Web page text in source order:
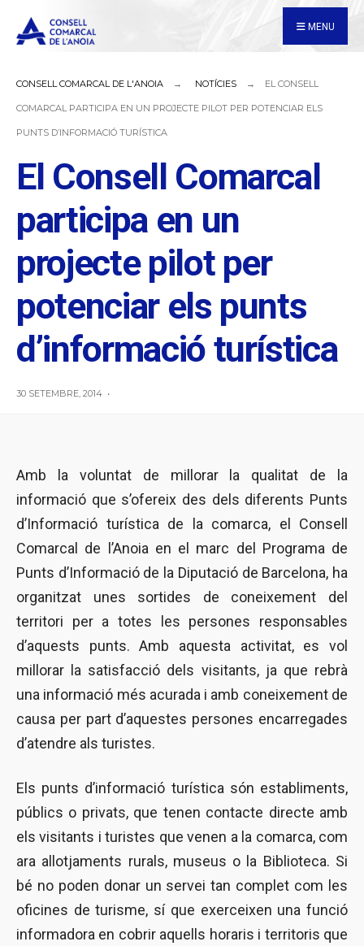
MENU
CONSELL COMARCAL DE L'ANOIA NOTÍCIES EL CONSELL
COMARCAL PARTICIPA EN UN PROJECTE PILOT PER POTENCIAR ELS
PUNTS D’INFORMACIÓ TURÍSTICA
El Consell Comarcal
participa en un
projecte pilot per
potenciar els punts
d’informació turística
30 SETEMBRE, 2014 •
Amb la voluntat de millorar la qualitat de la
informació que s’ofereix des dels diferents Punts
d’Informació turística de la comarca, el Consell
Comarcal de l’Anoia en el marc del Programa de
Punts d’Informació de la Diputació de Barcelona, ha
organitzat unes sortides de coneixement del
territori per a totes les persones responsables
d’aquests punts. Amb aquesta activitat, es vol
millorar la satisfacció dels visitants, ja que rebrà
una informació més acurada i amb coneixement de
causa per part d’aquestes persones encarregades
d’atendre als turistes.
Els punts d’informació turística són establiments,
públics o privats, que tenen contacte directe amb
els visitants i turistes que venen a la comarca, com
ara allotjaments rurals, museus o la Biblioteca. Si
bé no poden donar un servei tan complet com les
oficines de turisme, sí que exerceixen una funció
informadora en cobrir aquells horaris i territoris que